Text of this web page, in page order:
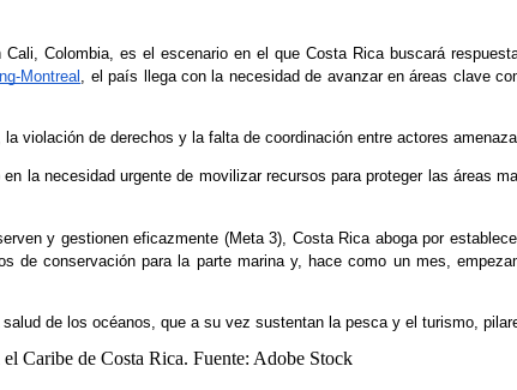
Colombia, es el escenario en el que Costa Rica buscará
Montreal
, el país llega con la necesidad de avanzar en áreas clave
violación de derechos y la falta de coordinación entre actores
la necesidad urgente de movilizar recursos para proteger las áreas
y gestionen eficazmente (Meta 3), Costa Rica aboga por
conservación para la parte marina y, hace como un mes,
de los océanos, que a su vez sustentan la pesca y el turismo,